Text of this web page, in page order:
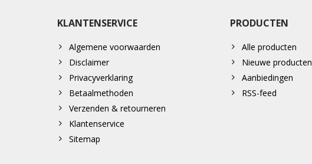
KLANTENSERVICE
Algemene voorwaarden
Disclaimer
Privacyverklaring
Betaalmethoden
Verzenden & retourneren
Klantenservice
Sitemap
PRODUCTEN
Alle producten
Nieuwe producten
Aanbiedingen
RSS-feed